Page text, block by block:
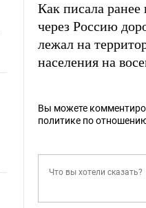
Как писала
через Россию
лежал на
населения на
Вы можете
политике по